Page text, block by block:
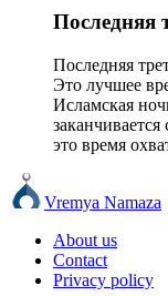
Последняя
Последняя
Это лучшее
Исламская
это время
Vremya Namaza
About us
Contact
Privacy policy